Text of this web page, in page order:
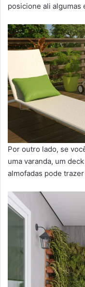
posicione ali algumas
Por outro lado, se
uma varanda, um
almofadas pode